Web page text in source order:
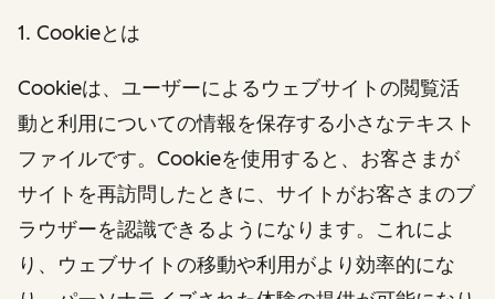
1. Cookieとは
Cookieは、ユーザーによるウェブサイトの閲覧活
動と利用についての情報を保存する小さなテキスト
ファイルです。Cookieを使用すると、お客さまが
サイトを再訪問したときに、サイトがお客さまのブ
ラウザーを認識できるようになります。これによ
り、ウェブサイトの移動や利用がより効率的にな